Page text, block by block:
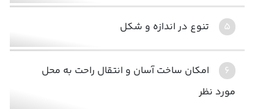
تنوع در اندازه و شکل
امکان ساخت آسان و انتقال راحت به محل
مورد نظر